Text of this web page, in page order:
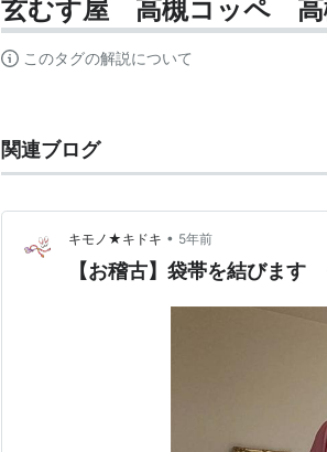
玄むす屋 高槻コッペ 高
このタグの解説について
関連ブログ
キモノ★キドキ • 5年前
【お稽古】袋帯を結びま